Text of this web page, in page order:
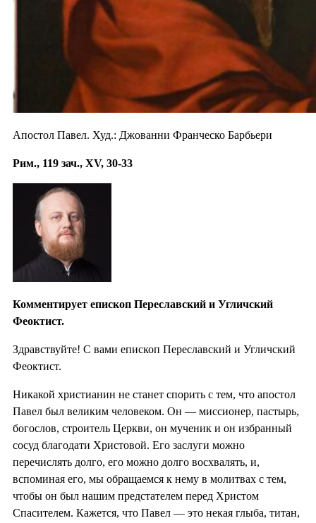
Апостол Павел. Худ.: Джованни Франческо Барбьери
Рим., 119 зач., XV, 30-33
Комментирует епископ Переславский и Угличский
Феоктист.
Здравствуйте! С вами епископ Переславский и Угличский
Феоктист.
Никакой христианин не станет спорить с тем, что апостол
Павел был великим человеком. Он — миссионер, пастырь,
богослов, строитель Церкви, он мученик и он избранный
сосуд благодати Христовой. Его заслуги можно
перечислять долго, его можно долго восхвалять, и,
вспоминая его, мы обращаемся к нему в молитвах с тем,
чтобы он был нашим предстателем перед Христом
Спасителем. Кажется, что Павел — это некая глыба, титан,